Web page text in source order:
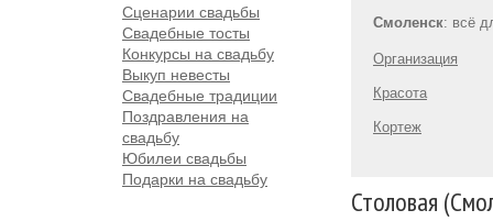
Сценарии свадьбы
Свадебные тосты
Конкурсы на свадьбу
Выкуп невесты
Свадебные традиции
Поздравления на
свадьбу
Юбилеи свадьбы
Подарки на свадьбу
Смоленск: всё
Организация
Красота
Кортеж
Столовая